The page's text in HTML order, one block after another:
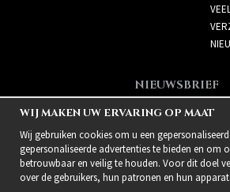
NIEUWSBRIEF
Meld je aan voor de
nieuwsbrief!
WIJ MAKEN UW ERVARING OP MAAT
Wij gebruiken cookies om u een
gepersonaliseerde advertenties te bieden en om
betrouwbaar en veilig te houden. Voor dit doel
over de gebruikers, hun patronen en hun